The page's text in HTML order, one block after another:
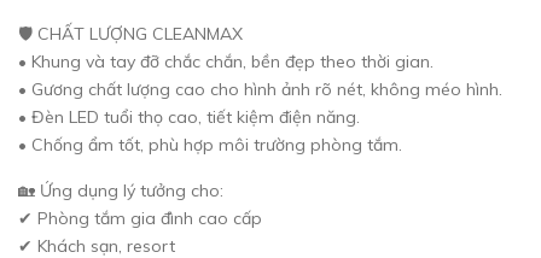
🛡️ CHẤT LƯỢNG CLEANMAX
• Khung và tay đỡ chắc chắn, bền đẹp theo thời gian.
• Gương chất lượng cao cho hình ảnh rõ nét, không méo hình.
• Đèn LED tuổi thọ cao, tiết kiệm điện năng.
• Chống ẩm tốt, phù hợp môi trường phòng tắm.
🏡 Ứng dụng lý tưởng cho:
✔ Phòng tắm gia đình cao cấp
✔ Khách sạn, resort